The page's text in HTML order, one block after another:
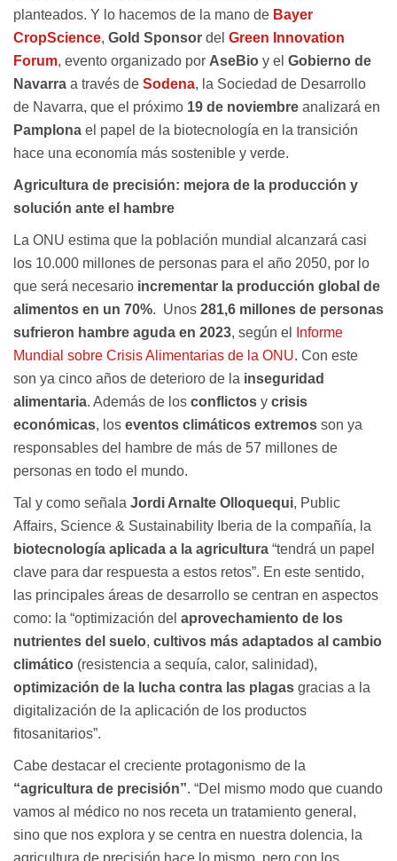
planteados. Y lo hacemos de la mano de Bayer
CropScience, Gold Sponsor del Green Innovation
Forum, evento organizado por AseBio y el Gobierno de
Navarra a través de Sodena, la Sociedad de Desarrollo
de Navarra, que el próximo 19 de noviembre analizará en
Pamplona el papel de la biotecnología en la transición
hace una economía más sostenible y verde.
Agricultura de precisión: mejora de la producción y
solución ante el hambre
La ONU estima que la población mundial alcanzará casi
los 10.000 millones de personas para el año 2050, por lo
que será necesario incrementar la producción global de
alimentos en un 70%. Unos 281,6 millones de personas
sufrieron hambre aguda en 2023, según el
Informe
Mundial sobre Crisis Alimentarias de la ONU. Con este
son ya cinco años de deterioro de la inseguridad
alimentaria. Además de los conflictos y crisis
económicas, los eventos climáticos extremos son ya
responsables del hambre de más de 57 millones de
personas en todo el mundo.
Tal y como señala Jordi Arnalte Olloquequi, Public
Affairs, Science & Sustainability Iberia de la compañía, la
biotecnología aplicada a la agricultura “tendrá un papel
clave para dar respuesta a estos retos”. En este sentido,
las principales áreas de desarrollo se centran en aspectos
como: la “optimización del aprovechamiento de los
nutrientes del suelo, cultivos más adaptados al cambio
climático (resistencia a sequía, calor, salinidad),
optimización de la lucha contra las plagas gracias a la
digitalización de la aplicación de los productos
fitosanitarios”.
Cabe destacar el creciente protagonismo de la
“agricultura de precisión”. “Del mismo modo que cuando
vamos al médico no nos receta un tratamiento general,
sino que nos explora y se centra en nuestra dolencia, la
agricultura de precisión hace lo mismo, pero con los